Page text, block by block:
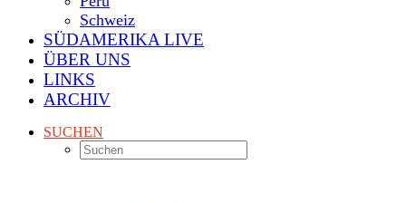
Schweiz
SÜDAMERIKA LIVE
ÜBER UNS
LINKS
ARCHIV
SUCHEN